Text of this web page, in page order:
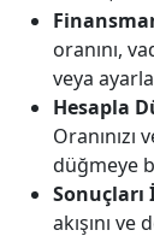
oranını,
veya
Hesapla
düğmeye
Sonuçları
akışını